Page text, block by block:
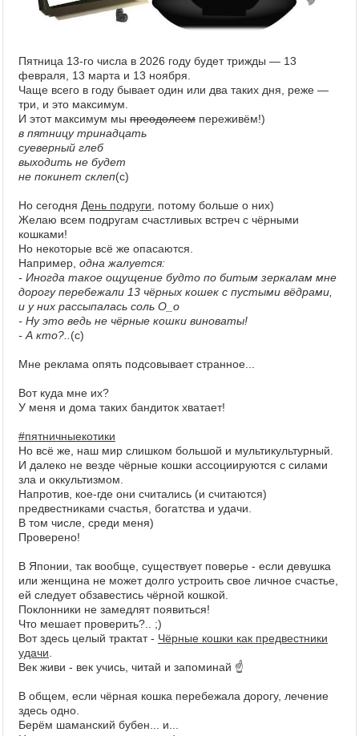
Пятница 13-го числа в 2026 году будет трижды — 13
февраля, 13 марта и 13 ноября.
Чаще всего в году бывает один или два таких дня, реже —
три, и это максимум.
И этот максимум мы преодолеем переживём!)
в пятницу тринадцать
суеверный глеб
выходить не будет
не покинет склеп(с)
Но сегодня День подруги , потому больше о них)
Желаю всем подругам счастливых встреч с чёрными
кошками!
Но некоторые всё же опасаются.
Например, одна жалуется:
- Иногда такое ощущение будто по битым зеркалам мне
дорогу перебежали 13 чёрных кошек с пустыми вёдрами,
и у них рассыпалась соль О_о
- Ну это ведь не чёрные кошки виноваты!
- А кто?.. (с)
Мне реклама опять подсовывает странное...
Вот куда мне их?
У меня и дома таких бандиток хватает!
#пятничныекотики
Но всё же, наш мир слишком большой и мультикультурный.
И далеко не везде чёрные кошки ассоциируются с силами
зла и оккультизмом.
Напротив, кое-где они считались (и считаются)
предвестниками счастья, богатства и удачи.
В том числе, среди меня)
Проверено!
В Японии, так вообще, существует поверье - если девушка
или женщина не может долго устроить свое личное счастье,
ей следует обзавестись чёрной кошкой.
Поклонники не замедлят появиться!
Что мешает проверить?.. ;)
Вот здесь целый трактат - Чёрные кошки как предвестники
удачи
Век живи - век учись, читай и запоминай ☝
В общем, если чёрная кошка перебежала дорогу, лечение
здесь одно.
Берём шаманский бубен... и...